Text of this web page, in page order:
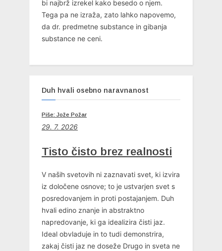
bi najbrž izrekel kako besedo o njem.
Tega pa ne izraža, zato lahko napovemo,
da dr. predmetne substance in gibanja
substance ne ceni.
Duh hvali osebno naravnanost
Piše: Jože Požar
29. 7. 2026
Tisto čisto brez realnosti
V naših svetovih ni zaznavati svet, ki izvira
iz določene osnove; to je ustvarjen svet s
posredovanjem in proti postajanjem. Duh
hvali edino znanje in abstraktno
napredovanje, ki ga idealizira čisti jaz.
Ideal obvladuje in to tudi demonstrira,
zakaj čisti jaz ne doseže Drugo in sveta ne